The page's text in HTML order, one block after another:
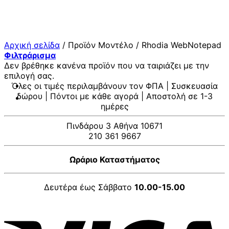
Αρχική σελίδα / Προϊόν Μοντέλο / Rhodia WebNotepad
Φιλτράρισμα
Δεν βρέθηκε κανένα προϊόν που να ταιριάζει με την
επιλογή σας.
Όλες οι τιμές περιλαμβάνουν τον ΦΠΑ | Συσκευασία
δώρου | Πόντοι με κάθε αγορά | Αποστολή σε 1-3
ημέρες
Πινδάρου 3 Αθήνα 10671
210 361 9667
Ωράριο Καταστήματος
Δευτέρα έως Σάββατο 10.00-15.00